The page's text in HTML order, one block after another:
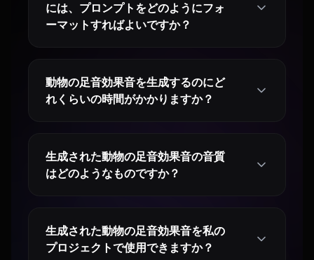
には、プロンプトをどのようにフォ
ーマットすればよいですか？
動物の足音効果音を生成するのにど
れくらいの時間がかかりますか？
生成された動物の足音効果音の音質
はどのようなものですか？
生成された動物の足音効果音を私の
プロジェクトで使用できますか？